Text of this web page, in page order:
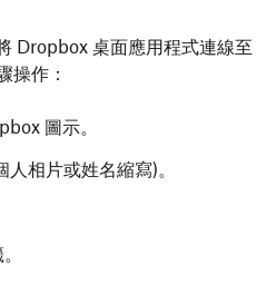
Dropbox 桌面應用程式連線至
操作：
圖示。
相片或姓名縮寫)。